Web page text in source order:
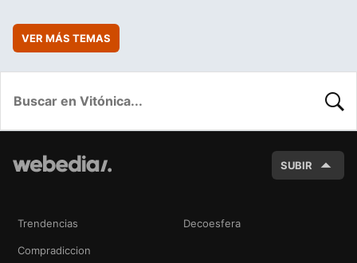
VER MÁS TEMAS
SUBIR
Trendencias Decoesfera
Compradiccion